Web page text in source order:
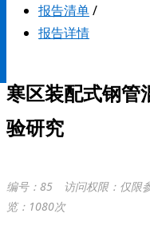
报告清单/
报告详情
寒区装配式钢管
验研究
编号：85 访问权限：仅限
览：1080次